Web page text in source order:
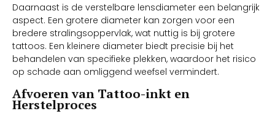
Daarnaast is de verstelbare lensdiameter een belangrijk
aspect. Een grotere diameter kan zorgen voor een
bredere stralingsoppervlak, wat nuttig is bij grotere
tattoos. Een kleinere diameter biedt precisie bij het
behandelen van specifieke plekken, waardoor het risico
op schade aan omliggend weefsel vermindert.
Afvoeren van Tattoo-inkt en
Herstelproces